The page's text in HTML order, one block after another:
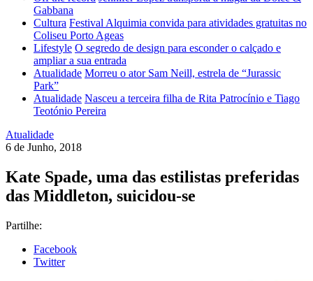
Gabbana
Cultura Festival Alquimia convida para atividades gratuitas no
Coliseu Porto Ageas
Lifestyle O segredo de design para esconder o calçado e
ampliar a sua entrada
Atualidade Morreu o ator Sam Neill, estrela de “Jurassic
Park”
Atualidade Nasceu a terceira filha de Rita Patrocínio e Tiago
Teotónio Pereira
Atualidade
6 de Junho, 2018
Kate Spade, uma das estilistas preferidas
das Middleton, suicidou-se
Partilhe:
Facebook
Twitter